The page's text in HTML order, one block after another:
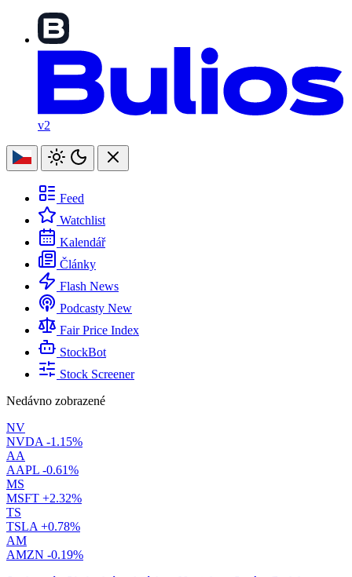
v2
Feed
Watchlist
Kalendář
Články
Flash News
Podcasty New
Fair Price Index
StockBot
Stock Screener
Nedávno zobrazené
NV
NVDA -1.15%
AA
AAPL -0.61%
MS
MSFT +2.32%
TS
TSLA +0.78%
AM
AMZN -0.19%